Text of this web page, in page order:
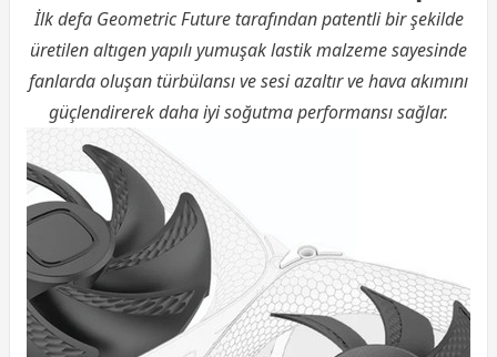
İlk defa Geometric Future tarafından patentli bir şekilde
üretilen altıgen yapılı yumuşak lastik malzeme sayesinde
fanlarda oluşan türbülansı ve sesi azaltır ve hava akımını
güçlendirerek daha iyi soğutma performansı sağlar.